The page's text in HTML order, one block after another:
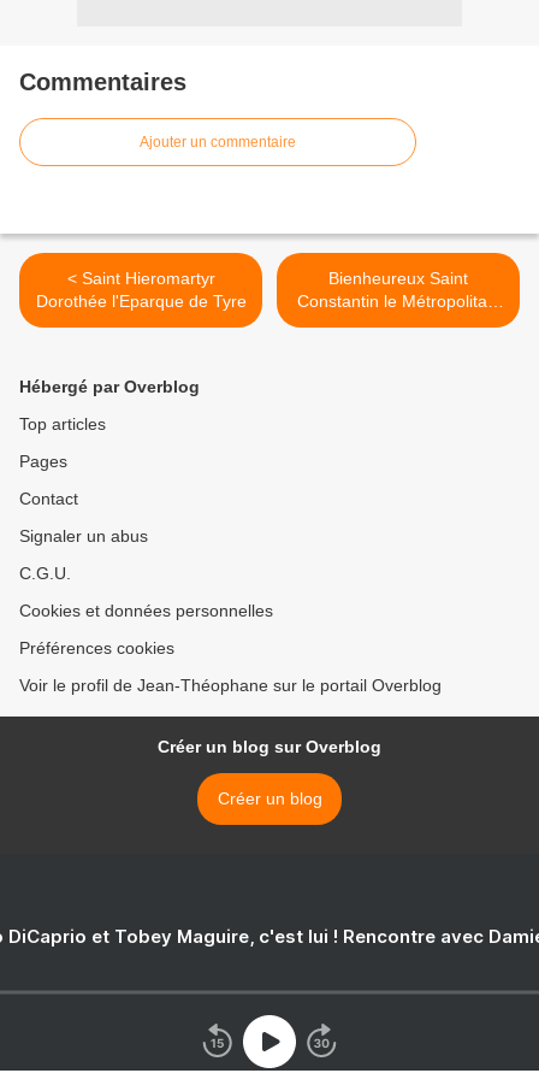
Commentaires
Ajouter un commentaire
< Saint Hieromartyr
Dorothée l'Eparque de Tyre
Bienheureux Saint
Constantin le Métropolitain
de Kiev >
Hébergé par Overblog
Top articles
Pages
Contact
Signaler un abus
C.G.U.
Cookies et données personnelles
Préférences cookies
Voir le profil de Jean-Théophane sur le portail Overblog
Créer un blog sur Overblog
Créer un blog
DiCaprio et Tobey Maguire, c'est lui ! Rencontre avec